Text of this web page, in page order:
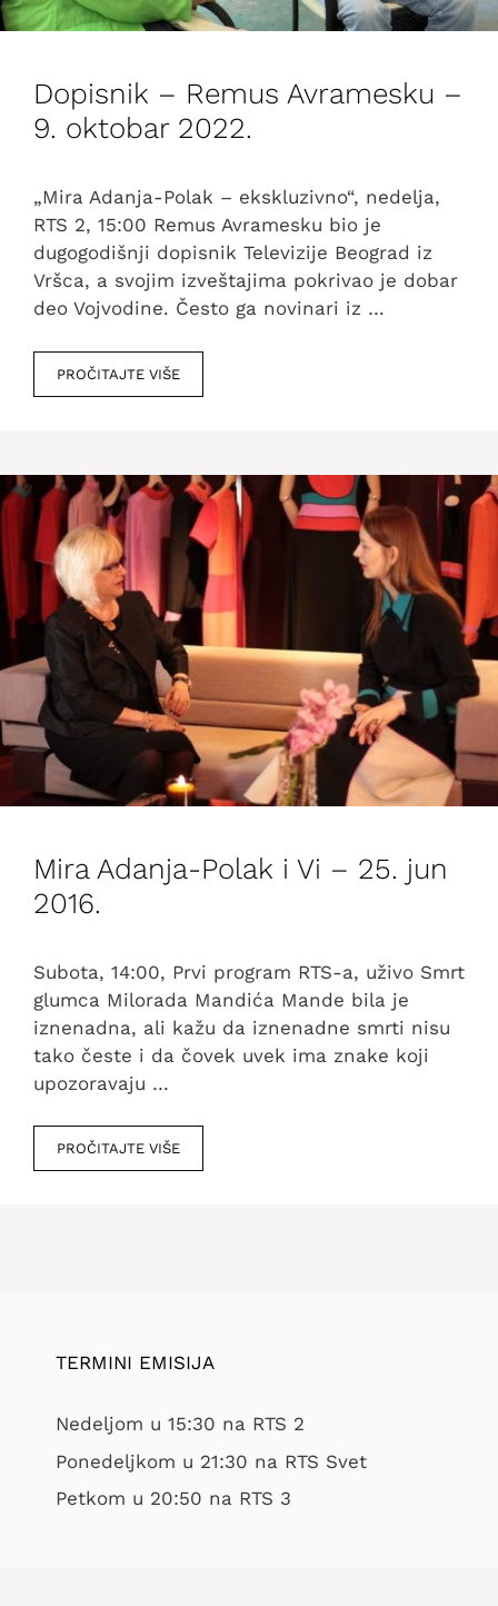
Dopisnik – Remus Avramesku –
9. oktobar 2022.
„Mira Adanja-Polak – ekskluzivno“, nedelja,
RTS 2, 15:00 Remus Avramesku bio je
dugogodišnji dopisnik Televizije Beograd iz
Vršca, a svojim izveštajima pokrivao je dobar
deo Vojvodine. Često ga novinari iz …
PROČITAJTE VIŠE
Mira Adanja-Polak i Vi – 25. jun
2016.
Subota, 14:00, Prvi program RTS-a, uživo Smrt
glumca Milorada Mandića Mande bila je
iznenadna, ali kažu da iznenadne smrti nisu
tako česte i da čovek uvek ima znake koji
upozoravaju …
PROČITAJTE VIŠE
TERMINI EMISIJA
Nedeljom u 15:30 na RTS 2
Ponedeljkom u 21:30 na RTS Svet
Petkom u 20:50 na RTS 3